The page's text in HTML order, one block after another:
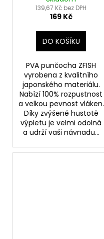
139,67 Kč bez DPH
169 Kč
DO KOŠÍKU
PVA punčocha ZFISH
vyrobena z kvalitního
japonského materiálu.
Nabízí 100% rozpustnost
a velkou pevnost vláken.
Díky zvýšené hustotě
výpletu je velmi odolná
a udrží vaši návnadu...